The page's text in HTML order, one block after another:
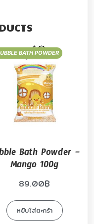
BATH POWDER
Bath Powder –
Mango 100g
89.00฿
หยิบใส่ตะกร้า